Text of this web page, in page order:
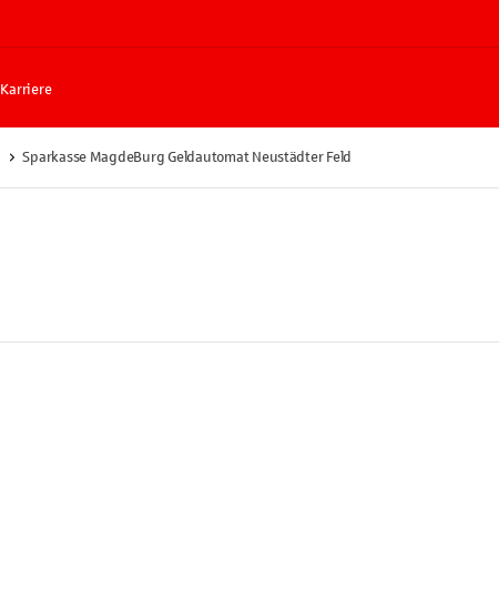
Karriere
Sparkasse MagdeBurg Geldautomat Neustädter Feld